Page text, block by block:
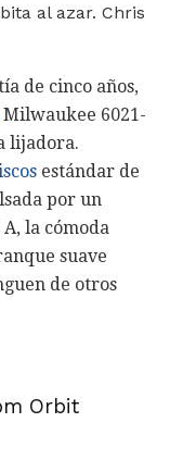
al azar. Chris
de cinco años,
Milwaukee 6021-
lijadora.
estándar de
por un
la cómoda
suave
de otros
Orbit